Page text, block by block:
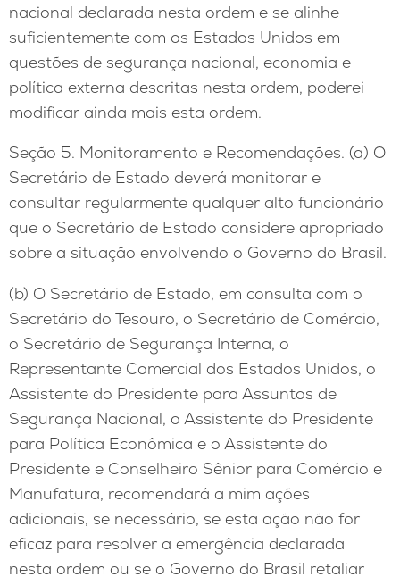
nacional declarada nesta ordem e se alinhe
suficientemente com os Estados Unidos em
questões de segurança nacional, economia e
política externa descritas nesta ordem, poderei
modificar ainda mais esta ordem.
Seção 5. Monitoramento e Recomendações. (a) O
Secretário de Estado deverá monitorar e
consultar regularmente qualquer alto funcionário
que o Secretário de Estado considere apropriado
sobre a situação envolvendo o Governo do Brasil.
(b) O Secretário de Estado, em consulta com o
Secretário do Tesouro, o Secretário de Comércio,
o Secretário de Segurança Interna, o
Representante Comercial dos Estados Unidos, o
Assistente do Presidente para Assuntos de
Segurança Nacional, o Assistente do Presidente
para Política Econômica e o Assistente do
Presidente e Conselheiro Sênior para Comércio e
Manufatura, recomendará a mim ações
adicionais, se necessário, se esta ação não for
eficaz para resolver a emergência declarada
nesta ordem ou se o Governo do Brasil retaliar